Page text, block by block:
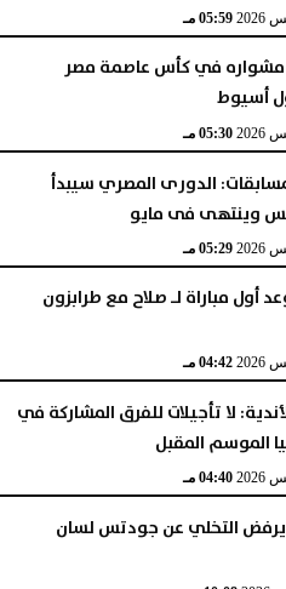
05:59 مـ
مشواره في كأس عاصمة مصر
أسيوط
05:30 مـ
الدورى المصري سيبدأ
05:29 مـ
أول مباراة لـ صلاح مع طرابزون
04:42 مـ
لا تأجيلات للفرق المشاركة في
الموسم المقبل
04:40 مـ
يرفض التخلي عن جودتس لسان